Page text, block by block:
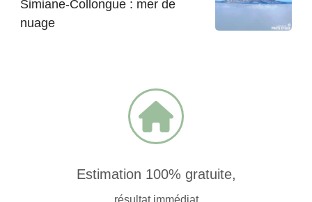
Simiane-Collongue : mer de
nuage
Estimation 100% gratuite,
résultat immédiat